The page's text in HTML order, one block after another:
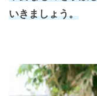
いきましょう。